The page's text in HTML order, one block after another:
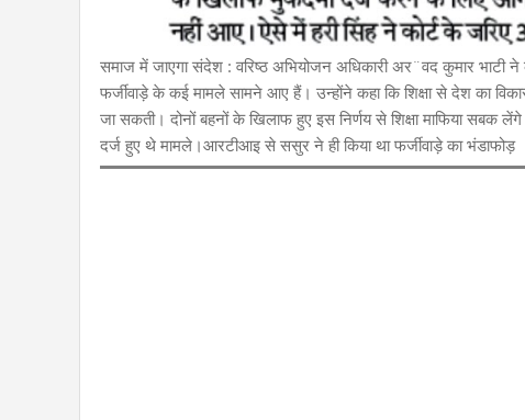
समाज में जाएगा संदेश : वरिष्ठ अभियोजन अधिकारी अर¨वद कुमार भाटी
फर्जीवाड़े के कई मामले सामने आए हैं। उन्होंने कहा कि शिक्षा से देश का
जा सकती। दोनों बहनों के खिलाफ हुए इस निर्णय से शिक्षा माफिया सबक
दर्ज हुए थे मामले।आरटीआइ से ससुर ने ही किया था फर्जीवाड़े का भंडाफोड़